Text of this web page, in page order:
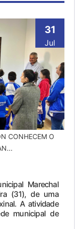
31
Jul
CONHECEM O
Marechal
(31), de uma
A atividade
municipal de